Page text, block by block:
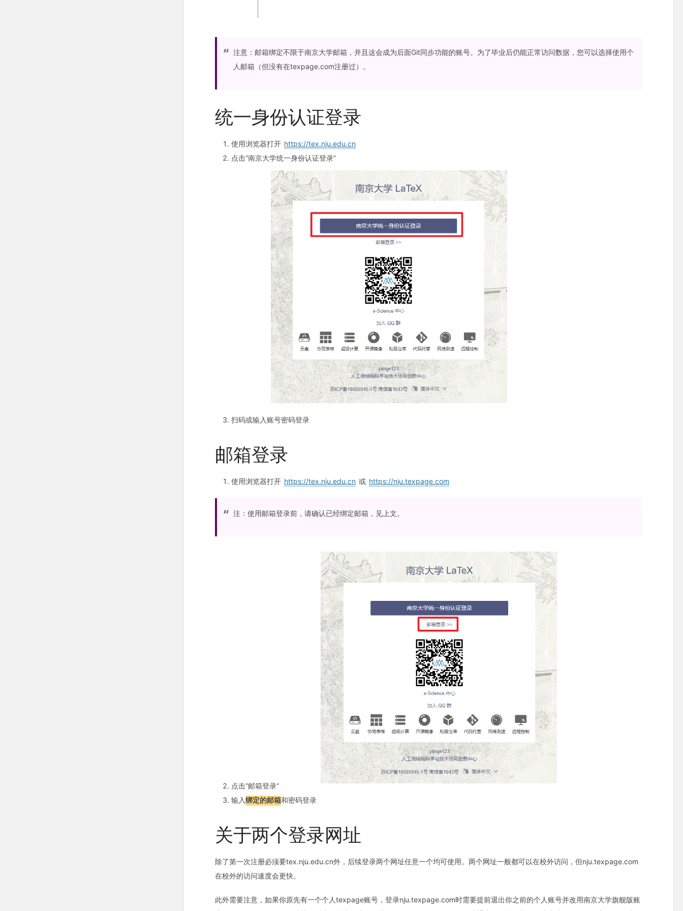
注意：邮箱绑定不限于南京大学邮箱，并且这会成为后面Git同步功能的账号。为了毕业后仍能正常访问数据，您可以选择使用个
人邮箱（但没有在texpage.com注册过）。
统一身份认证登录
使用浏览器打开 https://tex.nju.edu.cn
点击“南京大学统一身份认证登录”
扫码或输入账号密码登录
邮箱登录
使用浏览器打开 https://tex.nju.edu.cn 或 https://nju.texpage.com
注：使用邮箱登录前，请确认已经绑定邮箱，见上文。
点击“邮箱登录”
输入绑定的邮箱和密码登录
关于两个登录网址
除了第一次注册必须要tex.nju.edu.cn外，后续登录两个网址任意一个均可使用。两个网址一般都可以在校外访问，但nju.texpage.com
在校外的访问速度会更快。
此外需要注意，如果你原先有一个个人texpage账号，登录nju.texpage.com时需要提前退出你之前的个人账号并改用南京大学旗舰版账